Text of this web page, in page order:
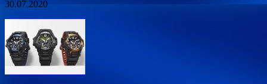
30.07.2020